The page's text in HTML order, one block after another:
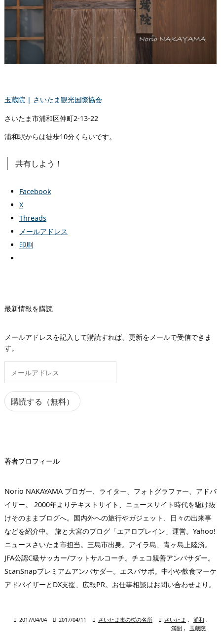
玉蔵院 | さいたま観光国際協会
さいたま市浦和区仲町2-13-22
浦和駅からは徒歩10分くらいです。
共有しよう！
Facebook
X
Threads
メールアドレス
印刷
最新情報を購読
メールアドレスを記入して購読すれば、更新をメールで受信できま
す。
ア
ド
購読する（無料）
著者プロフィール
Norio NAKAYAMA ブロガー、ライター、フォトグラファー、アドバ
イザー。 2000年よりテキストサイト、ニュースサイト時代を駆け抜
けそのままブログへ。国内外への旅行やガジェット、日々の出来事
などを紹介中。 旅と大宮のブログ「エアロプレイン」運営。Yahoo!
ニュースさいたま市担当。三島市出身。アイラ島、青ヶ島上陸済。
JFA公認C級サッカー/フットサルコーチ。チェコ親善アンバサダー。
ScanSnapプレミアムアンバサダー。エスパサポ。中小や飲食マーケ
アドバイザーとDX支援、広報PR。お仕事相談はお問い合わせより。
 2017/04/04  2017/04/11  さいたま市の桜の名所  さいたま , 浦和 ,
満開 , 玉蔵院